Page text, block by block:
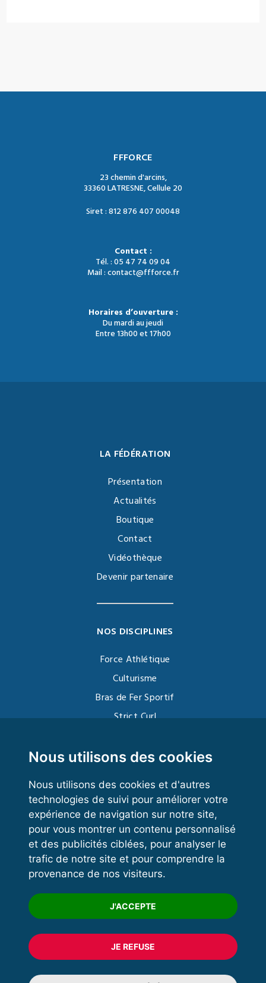
Nous utilisons des cookies
Nous utilisons des cookies et d'autres
technologies de suivi pour améliorer votre
expérience de navigation sur notre site,
pour vous montrer un contenu personnalisé
et des publicités ciblées, pour analyser le
trafic de notre site et pour comprendre la
provenance de nos visiteurs.
J'ACCEPTE
JE REFUSE
FFFORCE
23 chemin d'arcins,
33360 LATRESNE, Cellule 20
Siret : 812 876 407 00048
Contact :
Tél. : 05 47 74 09 04
Mail : contact@ffforce.fr
Horaires d’ouverture :
Du mardi au jeudi
Entre 13h00 et 17h00
LA FÉDÉRATION
Présentation
Actualités
Boutique
Contact
Vidéothèque
Devenir partenaire
NOS DISCIPLINES
Force Athlétique
Culturisme
Bras de Fer Sportif
Strict Curl
Kettlebell
VOS ESPACES
Espace dirigeant
Espace licencié
Trouver un club
Formation
© 2020 FFFORCE Tous droits réservés
Mentions légales